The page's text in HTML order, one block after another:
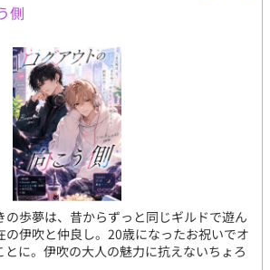
側
の歩夢は、昔からずっと同じギルドで遊ん
の伊吹と仲良し。20歳になったお祝いでオ
とに。伊吹の大人の魅力に抗えないちょろ